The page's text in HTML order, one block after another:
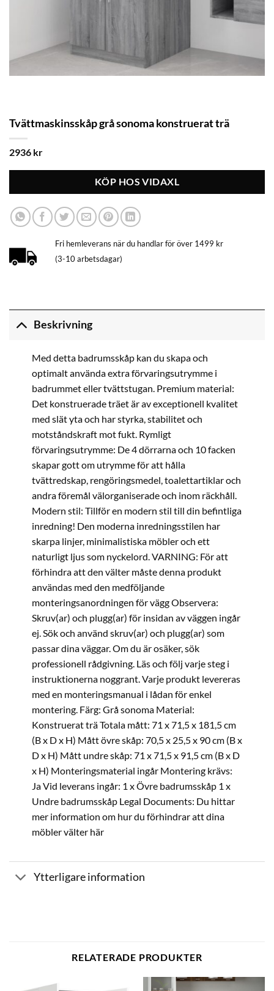
Tvättmaskinsskåp grå sonoma konstruerat trä
2936 kr
KÖP HOS VIDAXL
Fri hemleverans när du handlar för över 1499 kr
(3-10 arbetsdagar)
Beskrivning
Med detta badrumsskåp kan du skapa och
optimalt använda extra förvaringsutrymme i
badrummet eller tvättstugan. Premium material:
Det konstruerade träet är av exceptionell kvalitet
med slät yta och har styrka, stabilitet och
motståndskraft mot fukt. Rymligt
förvaringsutrymme: De 4 dörrarna och 10 facken
skapar gott om utrymme för att hålla
tvättredskap, rengöringsmedel, toalettartiklar och
andra föremål välorganiserade och inom räckhåll.
Modern stil: Tillför en modern stil till din befintliga
inredning! Den moderna inredningsstilen har
skarpa linjer, minimalistiska möbler och ett
naturligt ljus som nyckelord. VARNING: För att
förhindra att den välter måste denna produkt
användas med den medföljande
monteringsanordningen för vägg Observera:
Skruv(ar) och plugg(ar) för insidan av väggen ingår
ej. Sök och använd skruv(ar) och plugg(ar) som
passar dina väggar. Om du är osäker, sök
professionell rådgivning. Läs och följ varje steg i
instruktionerna noggrant. Varje produkt levereras
med en monteringsmanual i lådan för enkel
montering. Färg: Grå sonoma Material:
Konstruerat trä Totala mått: 71 x 71,5 x 181,5 cm
(B x D x H) Mått övre skåp: 70,5 x 25,5 x 90 cm (B x
D x H) Mått undre skåp: 71 x 71,5 x 91,5 cm (B x D
x H) Monteringsmaterial ingår Montering krävs:
Ja Vid leverans ingår: 1 x Övre badrumsskåp 1 x
Undre badrumsskåp Legal Documents: Du hittar
mer information om hur du förhindrar att dina
möbler välter här
Ytterligare information
RELATERADE PRODUKTER